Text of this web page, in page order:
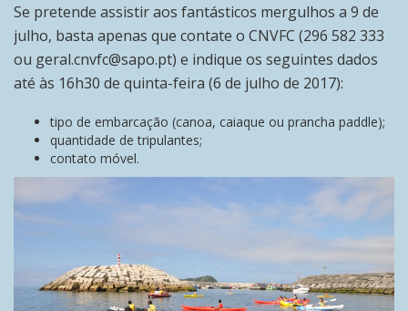
Se pretende assistir aos fantásticos mergulhos a 9 de
julho, basta apenas que contate o CNVFC (296 582 333
ou geral.cnvfc@sapo.pt) e indique os seguintes dados
até às 16h30 de quinta-feira (6 de julho de 2017):
tipo de embarcação (canoa, caiaque ou prancha paddle);
quantidade de tripulantes;
contato móvel.